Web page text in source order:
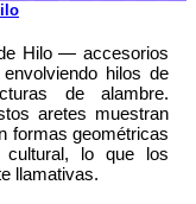
Hilo — accesorios
hilos de
de alambre.
aretes muestran
formas geométricas
cultural, lo que los
llamativas.